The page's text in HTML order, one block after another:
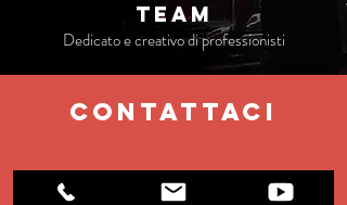
TEAM
Dedicato e creativo di professionisti
contattaci
EMAIL